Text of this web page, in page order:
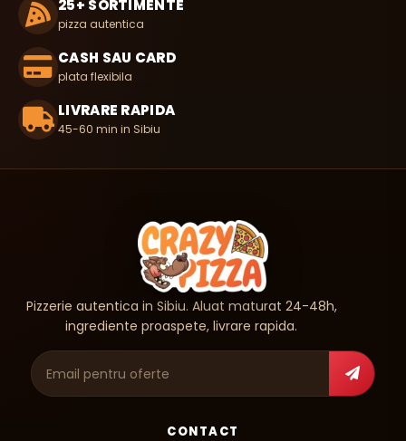
25+ SORTIMENTE
pizza autentica
CASH SAU CARD
plata flexibila
LIVRARE RAPIDA
45-60 min in Sibiu
Pizzerie autentica in Sibiu. Aluat maturat 24-48h,
ingrediente proaspete, livrare rapida.
Adresa de e-mail
CONTACT